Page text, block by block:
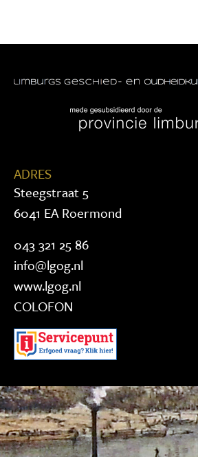
ADRES
Steegstraat 5
6041 EA Roermond
043 321 25 86
info@lgog.nl
www.lgog.nl
COLOFON